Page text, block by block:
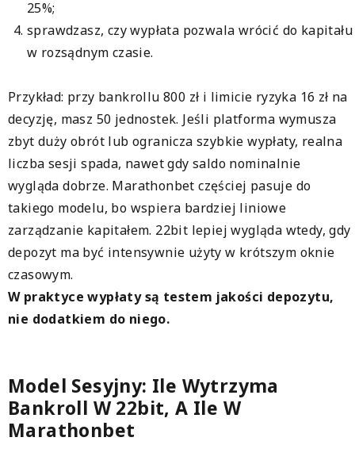
25%;
sprawdzasz, czy wypłata pozwala wrócić do kapitału
w rozsądnym czasie.
Przykład: przy bankrollu 800 zł i limicie ryzyka 16 zł na
decyzję, masz 50 jednostek. Jeśli platforma wymusza
zbyt duży obrót lub ogranicza szybkie wypłaty, realna
liczba sesji spada, nawet gdy saldo nominalnie
wygląda dobrze. Marathonbet częściej pasuje do
takiego modelu, bo wspiera bardziej liniowe
zarządzanie kapitałem. 22bit lepiej wygląda wtedy, gdy
depozyt ma być intensywnie użyty w krótszym oknie
czasowym.
W praktyce wypłaty są testem jakości depozytu,
nie dodatkiem do niego.
Model Sesyjny: Ile Wytrzyma
Bankroll W 22bit, A Ile W
Marathonbet